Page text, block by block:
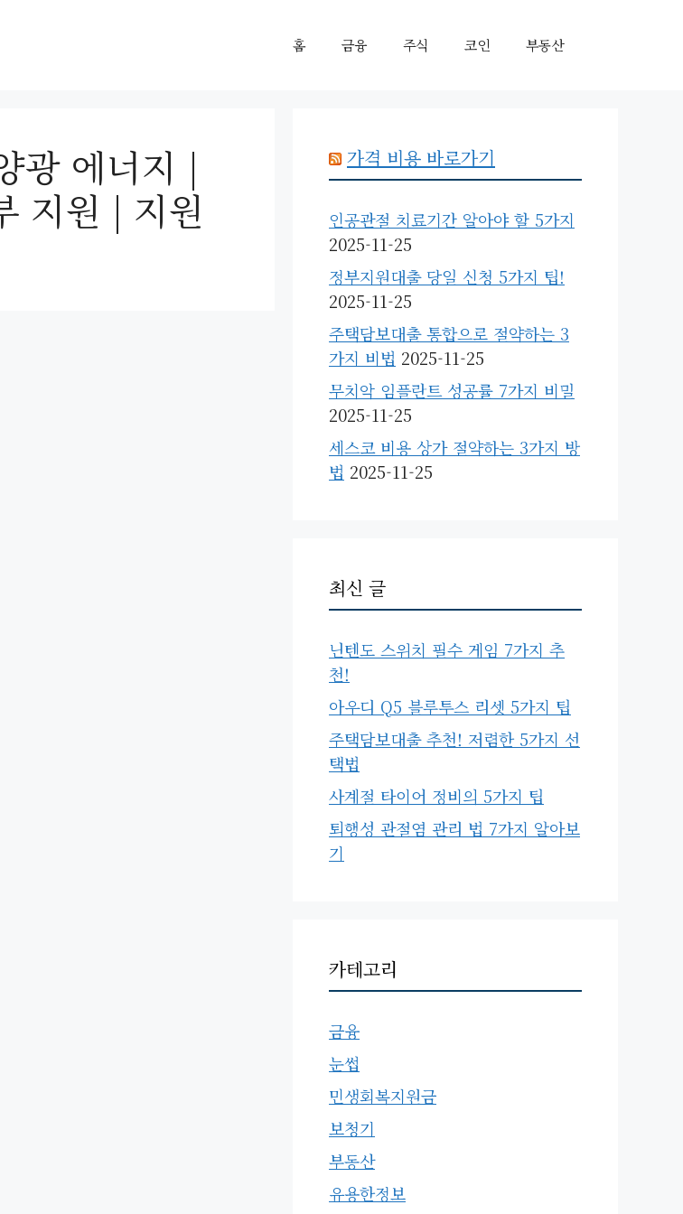
홈 금융 주식 코인 부동산
광 에너지 |
지원 | 지원
가격 비용 바로가기
인공관절 치료기간 알아야 할 5가지
2025-11-25
정부지원대출 당일 신청 5가지 팁!
2025-11-25
주택담보대출 통합으로 절약하는 3
가지 비법 2025-11-25
무치악 임플란트 성공률 7가지 비밀
2025-11-25
세스코 비용 상가 절약하는 3가지 방
법 2025-11-25
최신 글
닌텐도 스위치 필수 게임 7가지 추
천!
아우디 Q5 블루투스 리셋 5가지 팁
주택담보대출 추천! 저렴한 5가지 선
택법
사계절 타이어 정비의 5가지 팁
퇴행성 관절염 관리 법 7가지 알아보
기
카테고리
금융
눈썹
민생회복지원금
보청기
부동산
유용한정보